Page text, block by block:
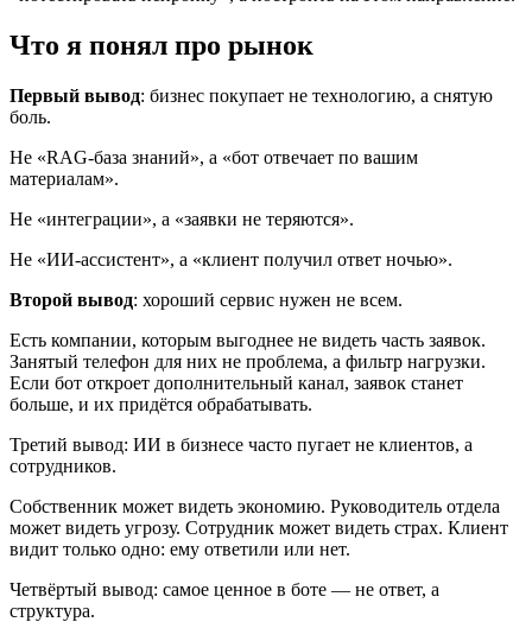
Что я понял про рынок
Первый вывод: бизнес покупает не технологию, а снятую
боль.
Не «RAG-база знаний», а «бот отвечает по вашим
материалам».
Не «интеграции», а «заявки не теряются».
Не «ИИ-ассистент», а «клиент получил ответ ночью».
Второй вывод: хороший сервис нужен не всем.
Есть компании, которым выгоднее не видеть часть заявок.
Занятый телефон для них не проблема, а фильтр нагрузки.
Если бот откроет дополнительный канал, заявок станет
больше, и их придётся обрабатывать.
Третий вывод: ИИ в бизнесе часто пугает не клиентов, а
сотрудников.
Собственник может видеть экономию. Руководитель отдела
может видеть угрозу. Сотрудник может видеть страх. Клиент
видит только одно: ему ответили или нет.
Четвёртый вывод: самое ценное в боте — не ответ, а
структура.